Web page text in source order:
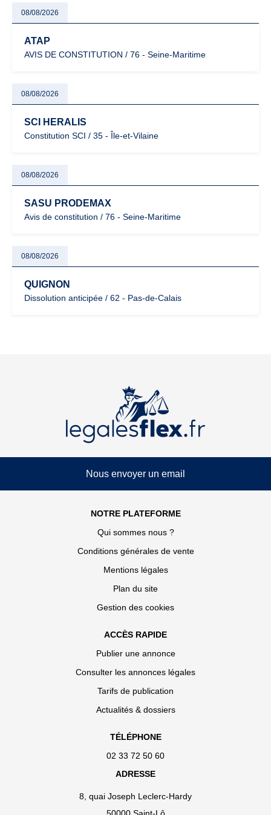
08/08/2026
ATAP
AVIS DE CONSTITUTION / 76 - Seine-Maritime
08/08/2026
SCI HERALIS
Constitution SCI / 35 - Île-et-Vilaine
08/08/2026
SASU PRODEMAX
Avis de constitution / 76 - Seine-Maritime
08/08/2026
QUIGNON
Dissolution anticipée / 62 - Pas-de-Calais
Nous envoyer un email
NOTRE PLATEFORME
Qui sommes nous ?
Conditions générales de vente
Mentions légales
Plan du site
Gestion des cookies
ACCÈS RAPIDE
Publier une annonce
Consulter les annonces légales
Tarifs de publication
Actualités & dossiers
TÉLÉPHONE
02 33 72 50 60
ADRESSE
8, quai Joseph Leclerc-Hardy